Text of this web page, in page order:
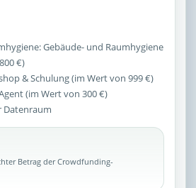
Gebäude- und Raumhygiene
€)
& Schulung (im Wert von 999 €)
(im Wert von 300 €)
Datenraum
Betrag der Crowdfunding-